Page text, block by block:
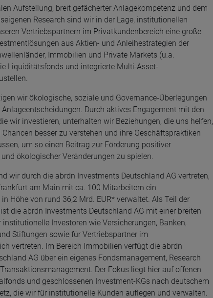
Aufstellung, breit gefächerter Anlagekompetenz und dem
Research sind wir in der Lage, institutionellen
Vertriebspartnern im Privatkundenbereich eine große
aus Aktien- und Anleihestrategien der
Immobilien und Private Markets (u.a.
Liquiditätsfonds und integrierte Multi-Asset-
wir ökologische, soziale und Governance-Überlegungen
Anlageentscheidungen. Durch aktives Engagement mit den
wir investieren, unterhalten wir Beziehungen, die uns helfen,
Chancen besser zu verstehen und ihre Geschäftspraktiken
um so einen Beitrag zur Förderung positiver
ökologischer Veränderungen zu spielen.
wir durch die abrdn Investments Deutschland AG vertreten,
am Main mit ca. 100 Mitarbeitern ein
Höhe von rund 36,2 Mrd. EUR* verwaltet. Als Teil der
die abrdn Investments Deutschland AG mit einer breiten
Investoren wie Versicherungen, Banken,
Stiftungen sowie für Vertriebspartner im
vertreten. Im Bereich Immobilien verfügt die abrdn
AG über ein eigenes Fondsmanagement, Research
Der Fokus liegt hier auf offenen
und geschlossenen Investment-KGs nach deutschem
die wir für institutionelle Kunden auflegen und verwalten.